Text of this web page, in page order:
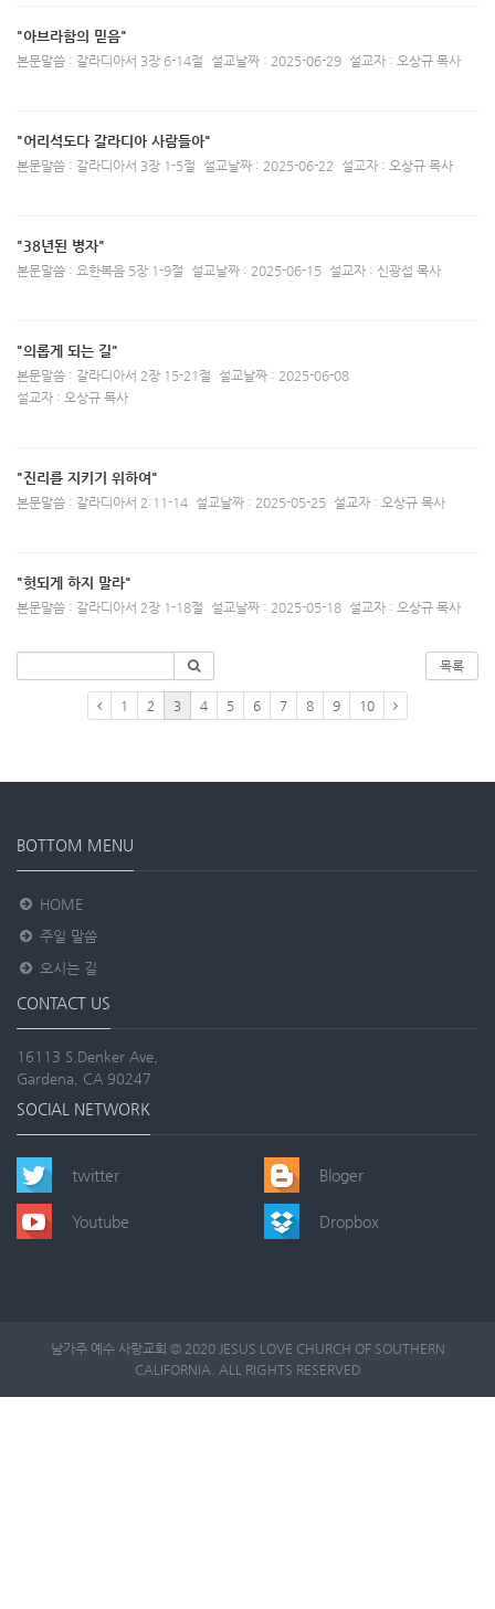
"아브라함의 믿음"
본문말씀 : 갈라디아서 3장 6-14절 설교날짜 : 2025-06-29 설교자 : 오상규 목사
"어리석도다 갈라디아 사람들아"
본문말씀 : 갈라디아서 3장 1-5절 설교날짜 : 2025-06-22 설교자 : 오상규 목사
"38년된 병자"
본문말씀 : 요한복음 5장 1-9절 설교날짜 : 2025-06-15 설교자 : 신광섭 목사
"의롭게 되는 길"
본문말씀 : 갈라디아서 2장 15-21절
설교날짜 : 2025-06-08
설교자 : 오상규 목사
"진리를 지키기 위하여"
본문말씀 : 갈라디아서 2:11-14 설교날짜 : 2025-05-25 설교자 : 오상규 목사
"헛되게 하지 말라"
본문말씀 : 갈라디아서 2장 1-18절 설교날짜 : 2025-05-18 설교자 : 오상규 목사
목록
1 2 3 4 5 6 7 8 9 10
BOTTOM MENU
HOME
주일 말씀
오시는 길
CONTACT US
16113 S.Denker Ave,
Gardena, CA 90247
SOCIAL NETWORK
twitter
Youtube
Bloger
Dropbox
남가주 예수 사랑교회 © 2020 JESUS LOVE CHURCH OF SOUTHERN
CALIFORNIA. ALL RIGHTS RESERVED